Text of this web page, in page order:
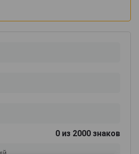
0 из 2000 знаков